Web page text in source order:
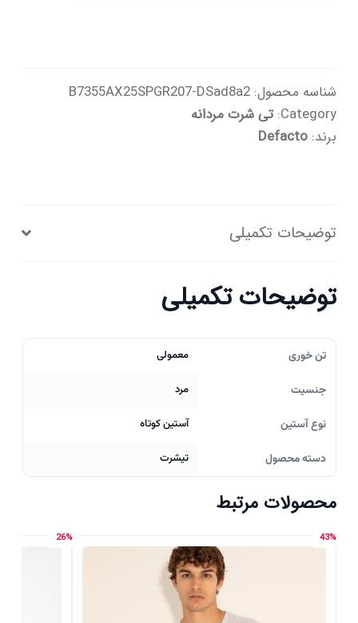
شناسه محصول:B7355AX25SPGR207-DSad8a2
Category: تی شرت مردانه
برند:Defacto
توضیحات تکمیلی
توضیحات تکمیلی
تن خوری معمولی
جنسیت مرد
نوع آستین آستین کوتاه
دسته محصول تیشرت
محصولات مرتبط
43%
26%